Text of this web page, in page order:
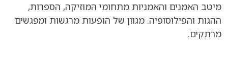
והאמניות מתחומי המוזיקה, הספרות,
מגוון של הופעות מרגשות ומפגשים